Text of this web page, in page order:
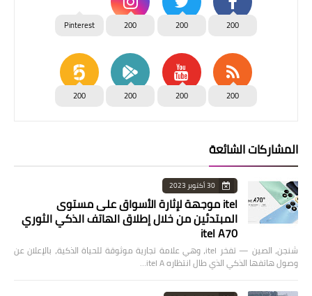
200
200
200
Pinterest
200
200
200
200
المشاركات الشائعة
30 أكتوبر 2023
itel موجهة لإثارة الأسواق على مستوى
المبتدئين من خلال إطلاق الهاتف الذكي الثوري
itel A70
شنجن، الصين — تفخر itel، وهي علامة تجارية موثوقة للحياة الذكية، بالإعلان عن
وصول هاتفها الذكي الذي طال انتظاره itel A…